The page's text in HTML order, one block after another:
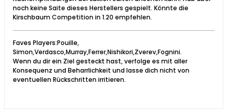
noch keine Saite dieses Herstellers gespielt. Könnte die
Kirschbaum Competition in 1.20 empfehlen.
Faves Players:Pouille,
Simon,Verdasco,Murray,Ferrer,Nishikori,Zverev,Fognini.
Wenn du dir ein Ziel gesteckt hast, verfolge es mit aller
Konsequenz und Beharrlichkeit und lasse dich nicht von
eventuellen Rückschritten irritieren.